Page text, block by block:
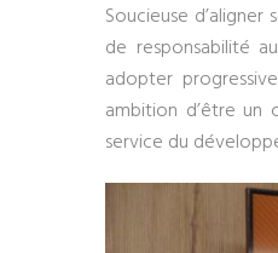
Soucieuse
de responsabilité
adopter
ambition d’être un
service du